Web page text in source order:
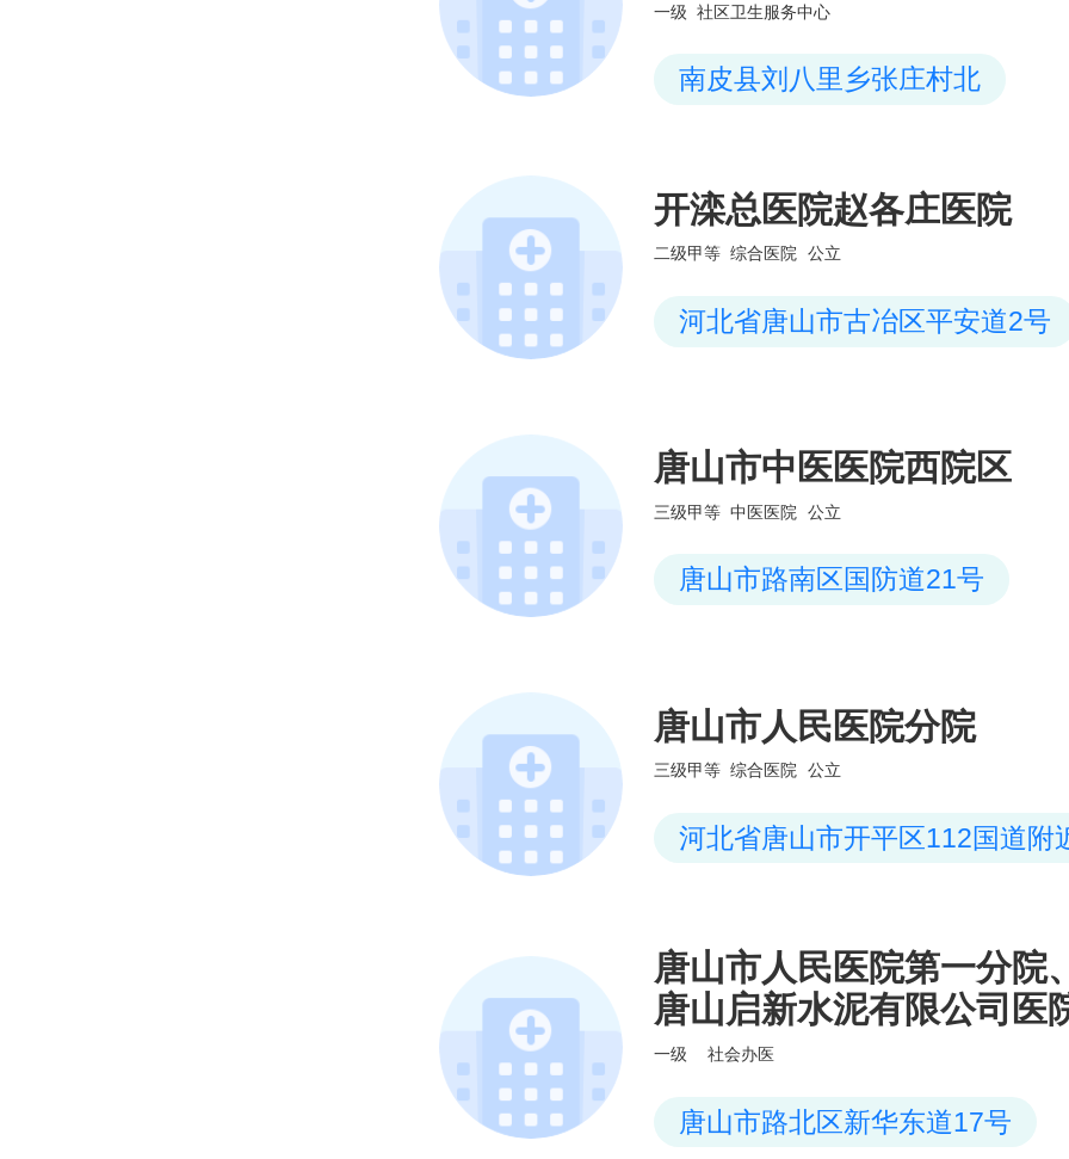
一级 社区卫生服务中心
南皮县刘八里乡张庄村北
开滦总医院赵各庄医院
二级甲等 综合医院 公立
河北省唐山市古冶区平安道2号
唐山市中医医院西院区
三级甲等 中医医院 公立
唐山市路南区国防道21号
唐山市人民医院分院
三级甲等 综合医院 公立
河北省唐山市开平区112国道附
唐山市人民医院第一分院、
唐山启新水泥有限公司医
一级 社会办医
唐山市路北区新华东道17号